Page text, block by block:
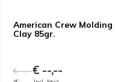
American Crew Molding
Clay 85gr.
€ --,--€ --,--